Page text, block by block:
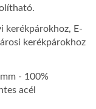
kerékpárokhoz, E-
kerékpárokhoz
- 100%
acél